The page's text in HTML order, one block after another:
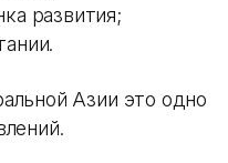
развития;
Азии это одно